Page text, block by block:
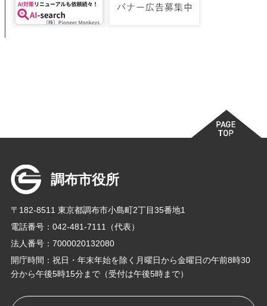
調布市役所
〒182-8511 東京都調布市小島町2丁目35番地1
電話番号：042-481-7111（代表）
法人番号：7000020132080
開庁時間：祝日・年末年始を除く月曜日から金曜日の午前8時30
分から午後5時15分まで（受付は午後5時まで）